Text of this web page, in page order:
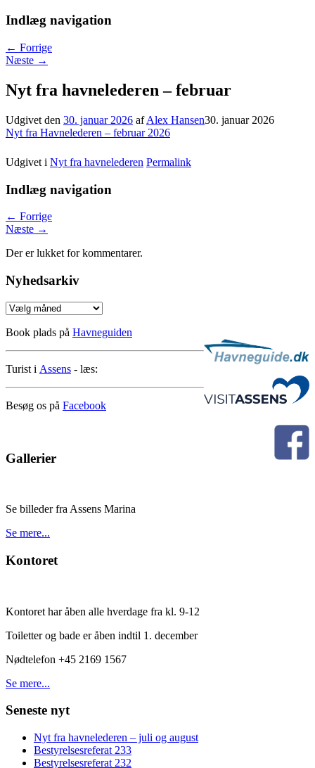
Indlæg navigation
← Forrige
Næste →
Nyt fra havnelederen – februar
Udgivet den 30. januar 2026 afAlex Hansen30. januar 2026
Nyt fra Havnelederen – februar 2026
Udgivet i Nyt fra havnelederen Permalink
Indlæg navigation
← Forrige
Næste →
Der er lukket for kommentarer.
Nyhedsarkiv
Nyhedsarkiv
Book plads på Havneguiden
Turist i Assens - læs:
Besøg os på Facebook
Gallerier
Se billeder fra Assens Marina
Se mere...
Kontoret
Kontoret har åben alle hverdage fra kl. 9-12
Toiletter og bade er åben indtil 1. december
Nødtelefon +45 2169 1567
Se mere...
Seneste nyt
Nyt fra havnelederen – juli og august
Bestyrelsesreferat 233
Bestyrelsesreferat 232